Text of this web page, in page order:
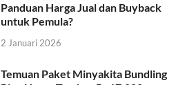
Panduan Harga Jual dan Buyback
untuk Pemula?
2 Januari 2026
Temuan Paket Minyakita Bundling